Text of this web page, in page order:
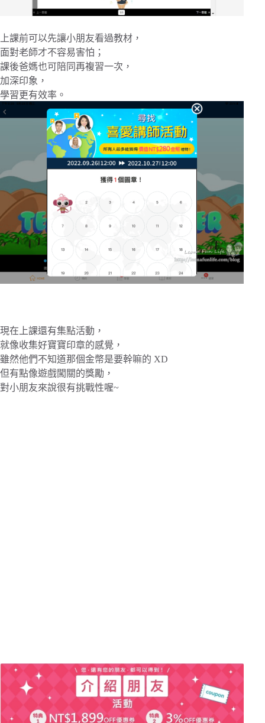
上課前可以先讓小朋友看過教材，
面對老師才不容易害怕；
課後爸媽也可陪同再複習一次，
加深印象，
學習更有效率。
現在上課還有集點活動，
就像收集好寶寶印章的感覺，
雖然他們不知道那個金幣是要幹嘛的 XD
但有點像遊戲闖關的獎勵，
對小朋友來說很有挑戰性喔~